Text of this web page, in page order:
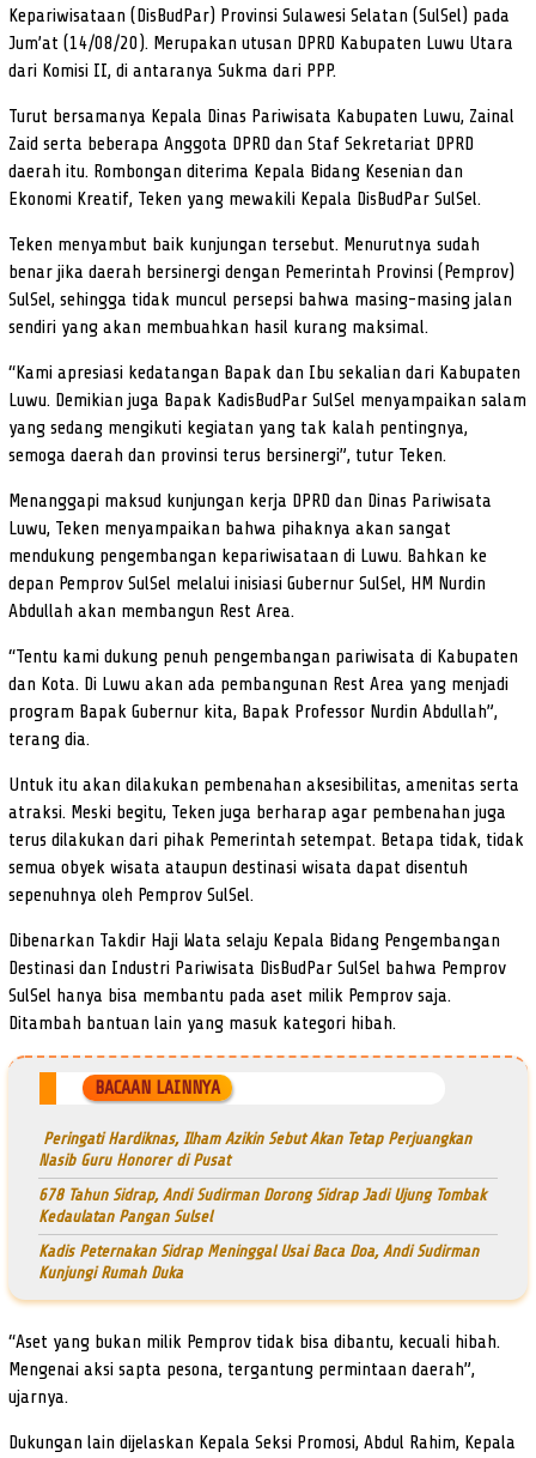
Kepariwisataan (DisBudPar) Provinsi Sulawesi Selatan (SulSel) pada
Jum’at (14/08/20). Merupakan utusan DPRD Kabupaten Luwu Utara
dari Komisi II, di antaranya Sukma dari PPP.
Turut bersamanya Kepala Dinas Pariwisata Kabupaten Luwu, Zainal
Zaid serta beberapa Anggota DPRD dan Staf Sekretariat DPRD
daerah itu. Rombongan diterima Kepala Bidang Kesenian dan
Ekonomi Kreatif, Teken yang mewakili Kepala DisBudPar SulSel.
Teken menyambut baik kunjungan tersebut. Menurutnya sudah
benar jika daerah bersinergi dengan Pemerintah Provinsi (Pemprov)
SulSel, sehingga tidak muncul persepsi bahwa masing-masing jalan
sendiri yang akan membuahkan hasil kurang maksimal.
“Kami apresiasi kedatangan Bapak dan Ibu sekalian dari Kabupaten
Luwu. Demikian juga Bapak KadisBudPar SulSel menyampaikan salam
yang sedang mengikuti kegiatan yang tak kalah pentingnya,
semoga daerah dan provinsi terus bersinergi”, tutur Teken.
Menanggapi maksud kunjungan kerja DPRD dan Dinas Pariwisata
Luwu, Teken menyampaikan bahwa pihaknya akan sangat
mendukung pengembangan kepariwisataan di Luwu. Bahkan ke
depan Pemprov SulSel melalui inisiasi Gubernur SulSel, HM Nurdin
Abdullah akan membangun Rest Area.
“Tentu kami dukung penuh pengembangan pariwisata di Kabupaten
dan Kota. Di Luwu akan ada pembangunan Rest Area yang menjadi
program Bapak Gubernur kita, Bapak Professor Nurdin Abdullah”,
terang dia.
Untuk itu akan dilakukan pembenahan aksesibilitas, amenitas serta
atraksi. Meski begitu, Teken juga berharap agar pembenahan juga
terus dilakukan dari pihak Pemerintah setempat. Betapa tidak, tidak
semua obyek wisata ataupun destinasi wisata dapat disentuh
sepenuhnya oleh Pemprov SulSel.
Dibenarkan Takdir Haji Wata selaju Kepala Bidang Pengembangan
Destinasi dan Industri Pariwisata DisBudPar SulSel bahwa Pemprov
SulSel hanya bisa membantu pada aset milik Pemprov saja.
Ditambah bantuan lain yang masuk kategori hibah.
BACAAN LAINNYA
Peringati Hardiknas, Ilham Azikin Sebut Akan Tetap Perjuangkan
Nasib Guru Honorer di Pusat
678 Tahun Sidrap, Andi Sudirman Dorong Sidrap Jadi Ujung Tombak
Kedaulatan Pangan Sulsel
Kadis Peternakan Sidrap Meninggal Usai Baca Doa, Andi Sudirman
Kunjungi Rumah Duka
“Aset yang bukan milik Pemprov tidak bisa dibantu, kecuali hibah.
Mengenai aksi sapta pesona, tergantung permintaan daerah”,
ujarnya.
Dukungan lain dijelaskan Kepala Seksi Promosi, Abdul Rahim, Kepala